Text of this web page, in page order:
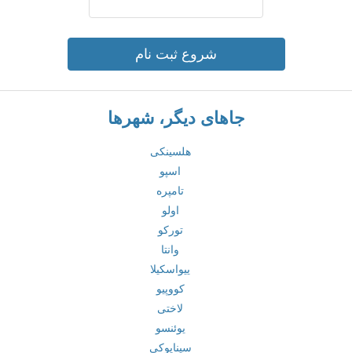
شروع ثبت نام
جاهای دیگر، شهرها
هلسینکی
اسپو
تامپره
اولو
تورکو
وانتا
ییواسکیلا
کووپیو
لاختی
یوئنسو
سینایوکی